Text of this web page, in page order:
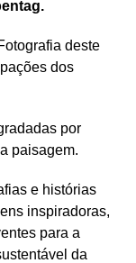
deste
dos
por
paisagem.
e histórias
inspiradoras,
para a
da